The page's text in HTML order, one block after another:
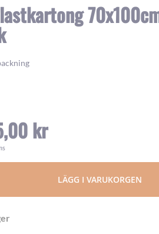
kr
LÄGG I VARUKORGEN